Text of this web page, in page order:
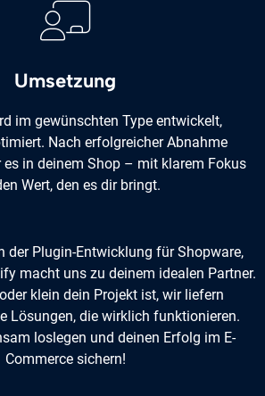
Umsetzung
im gewünschten Type entwickelt,
Nach erfolgreicher Abnahme
in deinem Shop – mit klarem Fokus
Wert, den es dir bringt.
der Plugin-Entwicklung für Shopware,
macht uns zu deinem idealen Partner.
klein dein Projekt ist, wir liefern
Lösungen, die wirklich funktionieren.
loslegen und deinen Erfolg im E-
Commerce sichern!